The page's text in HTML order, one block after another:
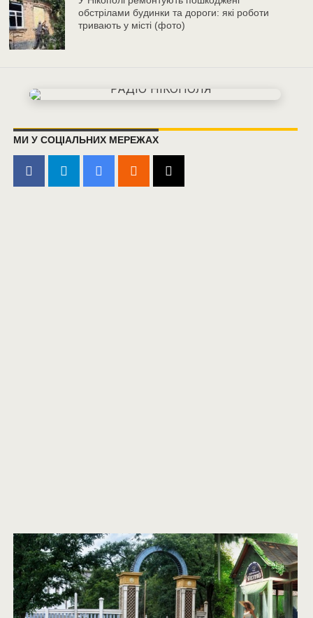
обстрілами будинки та дороги: які роботи
тривають у місті (фото)
МИ У СОЦІАЛЬНИХ МЕРЕЖАХ